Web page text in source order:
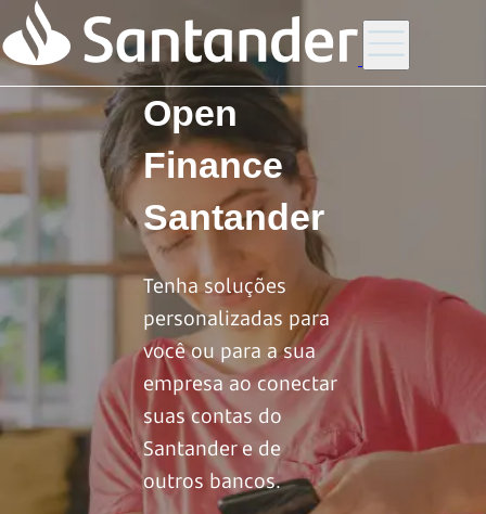
Open
Finance
Santander
Tenha soluções
personalizadas para
você ou para a sua
empresa ao conectar
suas contas do
Santander e de
outros bancos.